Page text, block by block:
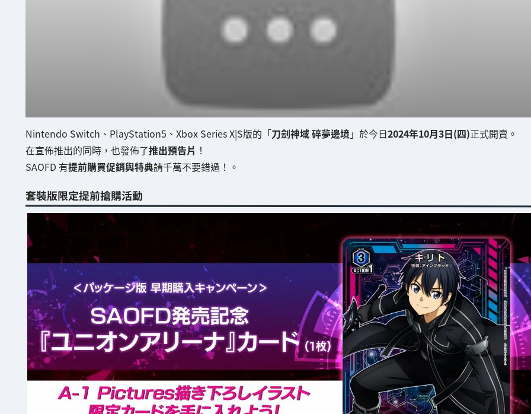
Nintendo Switch、PlayStation5、Xbox Series X|S版的「刀劍神域 碎夢邊境 」於今日2024年10月3日(四)正式開賣。
在宣佈推出的同時，也發佈了推出預告片 ！
SAOFD 有提前購買促銷與特典請千萬不要錯過！。
套裝版限定提前搶購活動